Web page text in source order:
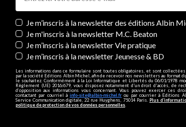
Newsletters
Je m’inscris à la newsletter des éditions Albin
Je m'inscris à la newsletter M.C. Beaton
Je m’inscris à la newsletter Vie pratique
Je m’inscris à la newsletter Jeunesse & BD
Les informations dans ce formulaire sont toutes obligatoires, et sont
par la société Editions Albin Michel, afin de recevoir nos newsletters au format
le souhaitez. Conformément à la Loi Informatique et Libertés du 06/01/1978
Règlement (UE) 2016/679, vous disposez notamment d'un droit d'accès, de
d’opposition aux informations vous concernant. Vous pouvez exercer ces
contactant par courriel àinfo-site@albin-michel.fr ou par courrier à Editions
Service Communication digitale, 22 rue Huyghens, 75014 Paris. Plus
politique de protection de vos données personnelles